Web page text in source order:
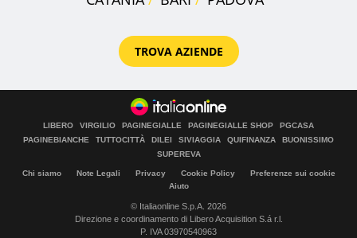
TROVA AZIENDE
LIBERO VIRGILIO PAGINEGIALLE PAGINEGIALLE SHOP
PGCASA
PAGINEBIANCHE
TUTTOCITTÀ DILEI SIVIAGGIA QUIFINANZA
BUONISSIMO
SUPEREVA
Chi siamo Note Legali Privacy Cookie Policy
Preferenze sui cookie
Aiuto
© Italiaonline S.p.A. 2026
Direzione e coordinamento di Libero Acquisition S.á r.l.
P. IVA 03970540963